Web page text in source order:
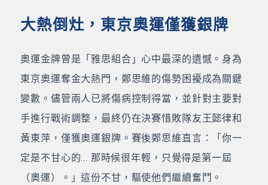
大熱倒灶，東京奧運僅獲銀牌
奧運金牌曾是「雅思組合」心中最深的遺憾。身為
東京奧運奪金大熱門，鄭思維的傷勢困擾成為關鍵
變數。儘管兩人已將傷病控制得當，並針對主要對
手進行戰術調整，最終仍在決賽惜敗隊友王懿律和
黃東萍，僅獲奧運銀牌。賽後鄭思維直言：「你一
定是不甘心的... 那時候很年輕，只覺得是第一屆
（奧運）。」這份不甘，驅使他們繼續奮鬥。